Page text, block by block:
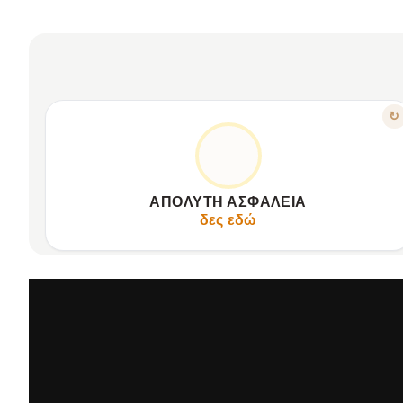
↻
ΑΠΌΛΥΤΗ ΑΣΦΆΛΕΙΑ
δες εδώ
ΠΡΟΣΤΑΣΊΑ RFID ΓΙΑ ΔΕΔΟΜΈΝΑ
Ενσωματωμένη τεχνολογία προστασίας RFID.
Προστατεύει κάρτες από μη εξουσιοδοτημένη σάρωση.
Διατηρεί προσωπικές πληροφορίες απόρρητες, ασφαλείς.